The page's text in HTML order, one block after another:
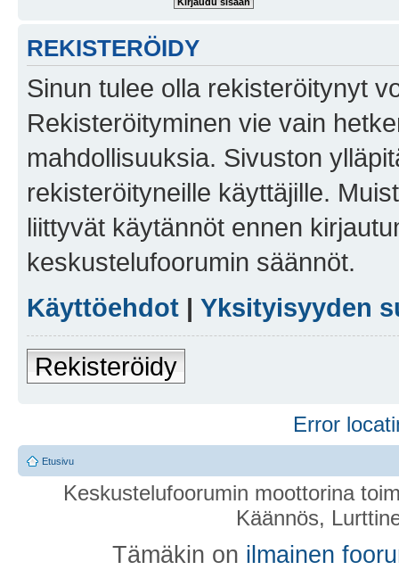
REKISTERÖIDY
Sinun tulee olla rekisteröitynyt
Rekisteröityminen vie vain
mahdollisuuksia. Sivuston
rekisteröityneille käyttäjille.
liittyvät käytännöt ennen
keskustelufoorumin säännöt.
Käyttöehdot | Yksityisyyden
Rekisteröidy
Error
Etusivu
Keskustelufoorumin moottorina
Käännös,
Tämäkin on ilmainen